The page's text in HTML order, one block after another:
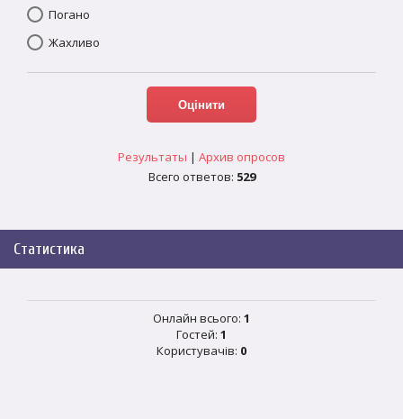
Погано
Жахливо
Результаты | Архив опросов
Всего ответов: 529
Статистика
Онлайн всього: 1
Гостей: 1
Користувачів: 0